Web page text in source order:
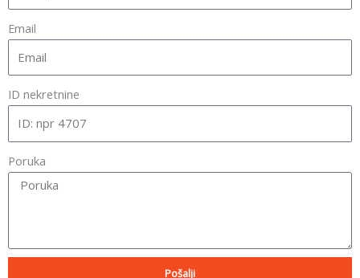
Email
ID nekretnine
Poruka
Pošalji